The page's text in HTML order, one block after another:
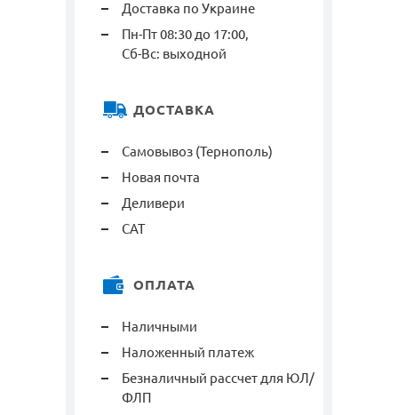
Доставка по Украине
Пн-Пт 08:30 до 17:00,
Сб-Вс: выходной
ДОСТАВКА
Самовывоз (Тернополь)
Новая почта
Деливери
САТ
ОПЛАТА
Наличными
Наложенный платеж
Безналичный рассчет для ЮЛ/
ФЛП